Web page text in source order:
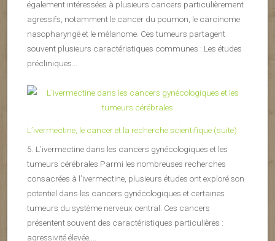
également intéressées à plusieurs cancers particulièrement
agressifs, notamment le cancer du poumon, le carcinome
nasopharyngé et le mélanome. Ces tumeurs partagent
souvent plusieurs caractéristiques communes : Les études
précliniques...
L’ivermectine, le cancer et la recherche scientifique (suite)
5. L’ivermectine dans les cancers gynécologiques et les
tumeurs cérébrales Parmi les nombreuses recherches
consacrées à l’ivermectine, plusieurs études ont exploré son
potentiel dans les cancers gynécologiques et certaines
tumeurs du système nerveux central. Ces cancers
présentent souvent des caractéristiques particulières :
agressivité élevée,...